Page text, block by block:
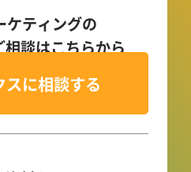
ケティングの
相談はこちらから
スに相談する